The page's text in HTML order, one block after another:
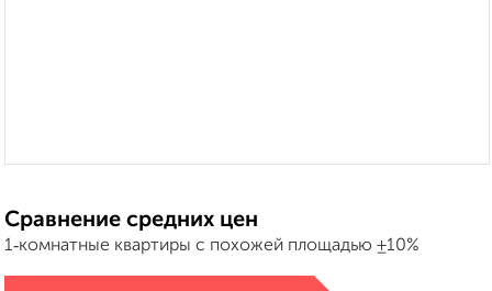
Сравнение средних цен
1‑комнатные квартиры с похожей площадью ±10%